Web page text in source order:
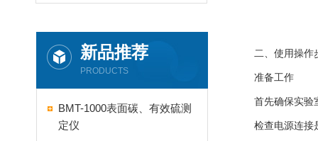
新品推荐
PRODUCTS
BMT-1000表面碳、有效硫测
定仪
二、使用操作
准备工作
首先确保实验室
检查电源连接是